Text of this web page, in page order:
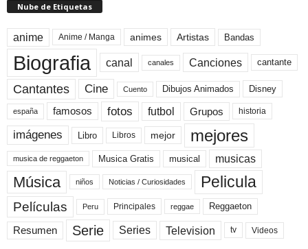
Nube de Etiquetas
anime Anime / Manga animes Artistas Bandas
Biografia canal canales Canciones cantante
Cantantes Cine Cuento Dibujos Animados Disney
españa famosos fotos futbol Grupos historia
imágenes Libro Libros mejor mejores
musica de reggaeton Musica Gratis musical musicas
Música niños Noticias / Curiosidades Pelicula
Películas Peru Principales reggae Reggaeton
Resumen Serie Series Television tv Videos